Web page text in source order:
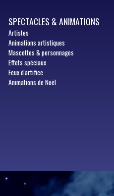
SPECTACLES & ANIMATIONS
Artistes
Animations artistiques
Mascottes & personnages
Effets spéciaux
Feux d'artifice
Animations de Noël